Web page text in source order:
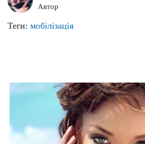
Автор
Теги: мобілізація